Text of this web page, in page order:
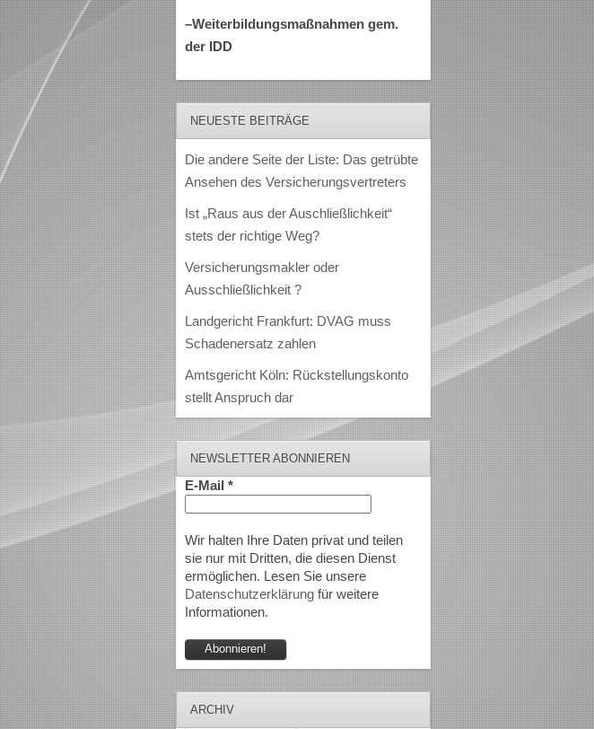
–Weiterbildungsmaßnahmen gem.
der IDD
NEUESTE BEITRÄGE
Die andere Seite der Liste: Das getrübte
Ansehen des Versicherungsvertreters
Ist „Raus aus der Auschließlichkeit“
stets der richtige Weg?
Versicherungsmakler oder
Ausschließlichkeit ?
Landgericht Frankfurt: DVAG muss
Schadenersatz zahlen
Amtsgericht Köln: Rückstellungskonto
stellt Anspruch dar
NEWSLETTER ABONNIEREN
E-Mail *
Wir halten Ihre Daten privat und teilen
sie nur mit Dritten, die diesen Dienst
ermöglichen. Lesen Sie unsere
Datenschutzerklärungfür weitere
Informationen.
ARCHIV